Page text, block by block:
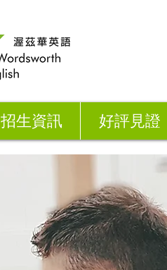
招生資訊 好評見證